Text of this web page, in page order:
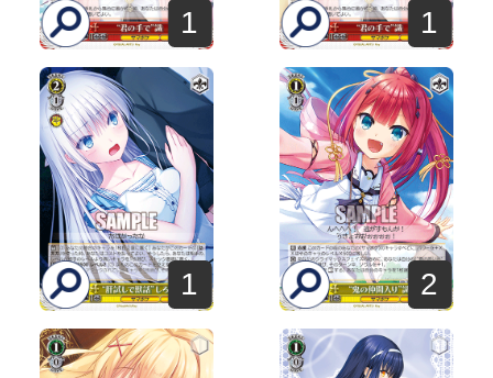
1 1
1 2